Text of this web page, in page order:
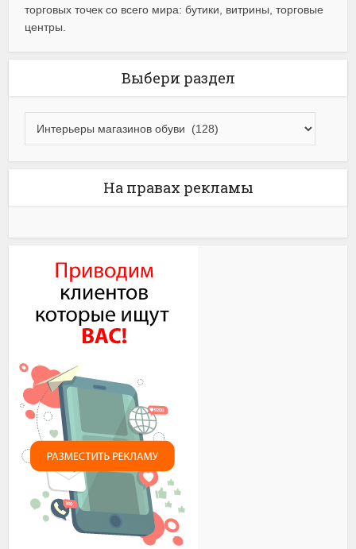
торговых точек со всего мира: бутики, витрины, торговые
центры.
Выбери раздел
На правах рекламы